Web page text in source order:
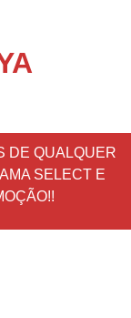
DE QUALQUER
SELECT E